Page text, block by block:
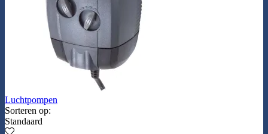
Luchtpompen
Sorteren op:
Standaard